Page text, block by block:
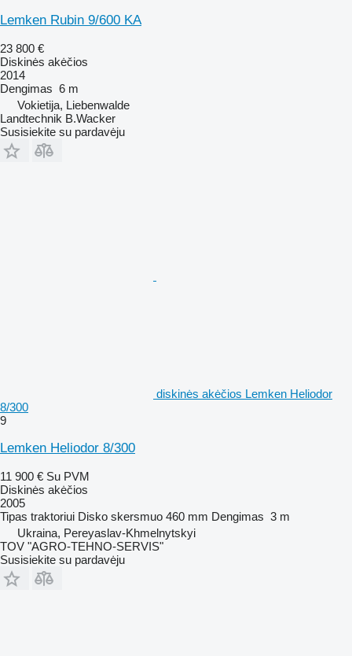
Lemken Rubin 9/600 KA
23 800 €
Diskinės akėčios
2014
Dengimas 6 m
Vokietija, Liebenwalde
Landtechnik B.Wacker
Susisiekite su pardavėju
diskinės akėčios Lemken Heliodor
8/300
9
Lemken Heliodor 8/300
11 900 € Su PVM
Diskinės akėčios
2005
Tipas traktoriui Disko skersmuo 460 mm Dengimas 3 m
Ukraina, Pereyaslav-Khmelnytskyi
TOV "AGRO-TEHNO-SERVIS"
Susisiekite su pardavėju